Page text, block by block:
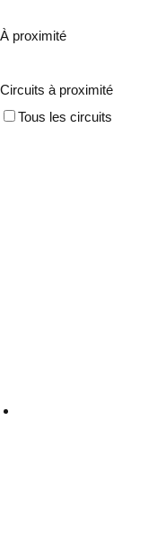
À proximité
Circuits à proximité
Tous les circuits